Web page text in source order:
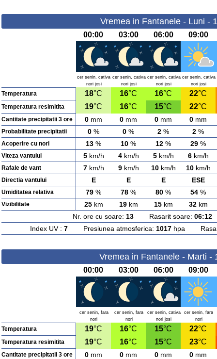
Vremea in Fantanele - Luni -
00:00 03:00 06:00 09:00
cer senin, cativa
nori josi
cer senin, cativa
nori josi
cer senin, cativa
nori josi
cer senin, cativa
nori josi
Temperatura 18°C 16°C 16°C 22°C
Temperatura resimitita 19°C 16°C 15°C 22°C
Cantitate precipitatii 3 ore 0 mm 0 mm 0 mm 0 mm
Probabilitate precipitatii 0 % 0 % 2 % 2 %
Acoperire cu nori 13 % 10 % 12 % 29 %
Viteza vantului 5km/h 4km/h 5km/h 6km/h
Rafale de vant 7km/h 9km/h 10km/h 10km/h
Directia vantului E E E ESE
Umiditatea relativa 79 % 78 % 80 % 54 %
Vizibilitate 25km 19km 15km 32km
Nr. ore cu soare: 13Rasarit soare: 06:12
Index UV : 7Presiunea atmosferica: 1017hpa
Vremea in Fantanele - Marti -
00:00 03:00 06:00 09:00
cer senin, fara
nori
cer senin, fara
nori
cer senin, cativa
nori josi
cer senin, fara
nori
Temperatura 19°C 16°C 15°C 22°C
Temperatura resimitita 19°C 16°C 15°C 23°C
Cantitate precipitatii 3 ore 0 mm 0 mm 0 mm 0 mm